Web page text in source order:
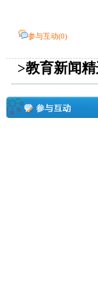
参与互动(0)
>教育新闻精